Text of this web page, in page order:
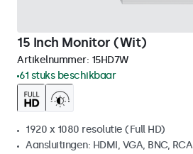
15 Inch Monitor (Wit)
Artikelnummer: 15HD7W
61 stuks beschikbaar
1920 x 1080 resolutie (Full HD)
Aansluitingen: HDMI, VGA, BNC, RCA